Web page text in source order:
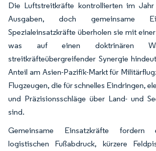
Die Luftstreitkräfte kontrollierten im
Ausgaben, doch gemeinsame
Spezialeinsatzkräfte überholen sie mit
was auf einen doktrinären
streitkräfteübergreifender Synergie
Anteil am Asien-Pazifik-Markt für
Flugzeugen, die für schnelles Eindringen,
und Präzisionsschläge über Land- und
sind.
Gemeinsame Einsatzkräfte fordern
logistischen Fußabdruck, kürzere